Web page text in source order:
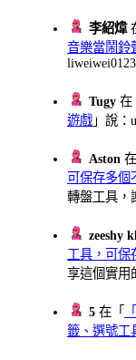
李紹煒
音樂當鬧鈴
Tugy 在
遊戲 」說：
Aston
可保存多個
轉盤工具，
zeeshy
工具，可保
享這個實用
5 在「
籤、選號工